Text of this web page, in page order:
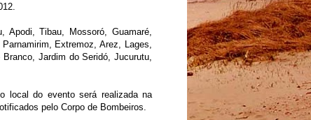
Tibau, Mossoró, Guamaré,
Extremoz, Arez, Lages,
Jardim do Seridó, Jucurutu,
local do evento será realizada na
pelo Corpo de Bombeiros.